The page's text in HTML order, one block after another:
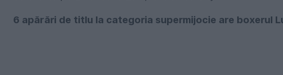
6 apărări de titlu la categoria supermijocie are boxerul